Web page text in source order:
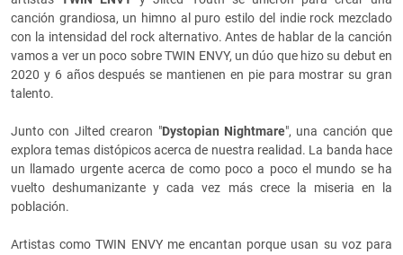
canción grandiosa, un himno al puro estilo del indie rock mezclado
con la intensidad del rock alternativo. Antes de hablar de la canción
vamos a ver un poco sobre TWIN ENVY, un dúo que hizo su debut en
2020 y 6 años después se mantienen en pie para mostrar su gran
talento.
Junto con Jilted crearon "Dystopian Nightmare", una canción que
explora temas distópicos acerca de nuestra realidad. La banda hace
un llamado urgente acerca de como poco a poco el mundo se ha
vuelto deshumanizante y cada vez más crece la miseria en la
población.
Artistas comoTWIN ENVY me encantan porque usan su voz para